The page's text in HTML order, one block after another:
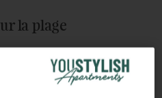
la plage
de profiter de lanuit
de se rendre sur la plage.
Nova Icària